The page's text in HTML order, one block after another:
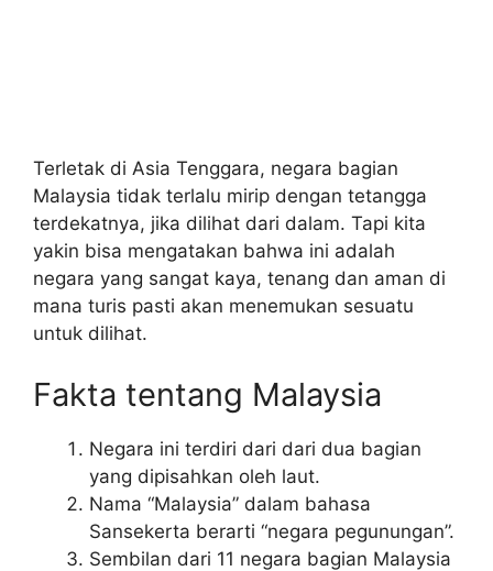
Terletak di Asia Tenggara, negara bagian
Malaysia tidak terlalu mirip dengan tetangga
terdekatnya, jika dilihat dari dalam. Tapi kita
yakin bisa mengatakan bahwa ini adalah
negara yang sangat kaya, tenang dan aman di
mana turis pasti akan menemukan sesuatu
untuk dilihat.
Fakta tentang Malaysia
Negara ini terdiri dari dari dua bagian
yang dipisahkan oleh laut.
Nama “Malaysia” dalam bahasa
Sansekerta berarti “negara pegunungan”.
Sembilan dari 11 negara bagian Malaysia